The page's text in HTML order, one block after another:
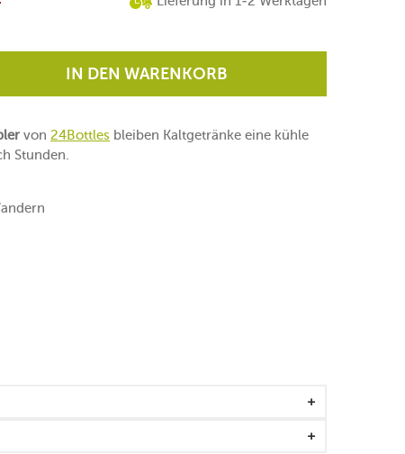
IN DEN WARENKORB
von 24Bottles bleiben Kaltgetränke eine kühle
Stunden.